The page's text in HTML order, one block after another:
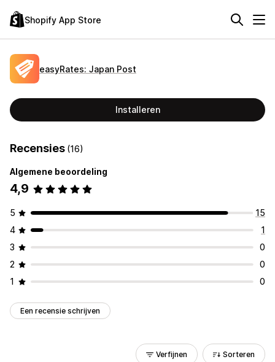
Shopify App Store
easyRates: Japan Post
Installeren
Recensies (16)
Algemene beoordeling
4,9
5
15
4
1
3
0
2
0
1
0
Een recensie schrijven
Verfijnen Sorteren